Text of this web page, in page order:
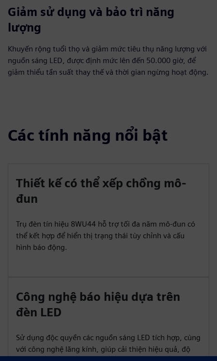
Giảm sử dụng và bảo trì năng
lượng
Khuyến rộng tuổi thọ và giảm mức tiêu thụ năng lượng với
nguồn sáng LED, được định mức lên đến 50.000 giờ, để
giảm thiểu tần suất thay thế và thời gian ngừng hoạt động.
Các tính năng nổi bật
Thiết kế có thể xếp chồng mô-
đun
Trụ đèn tín hiệu 8WU44 hỗ trợ tối đa năm mô-đun có
thể kết hợp để hiển thị trạng thái tùy chỉnh và cấu
hình báo động.
Công nghệ báo hiệu dựa trên
đèn LED
Sử dụng độc quyền các nguồn sáng LED tích hợp, cùng
với công nghệ lăng kính, giúp cải thiện hiệu quả, độ